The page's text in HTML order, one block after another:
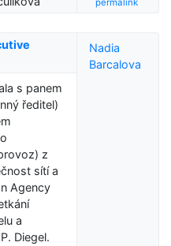
permalink
s panem
ředitel)
z
sítí a
Agency
a
Diegel.
Nadia
Barcalova